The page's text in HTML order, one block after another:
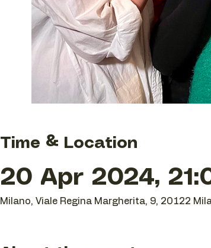
Time & Location
20 Apr 2024,
Milano, Viale Regina Margherita, 9, 20122